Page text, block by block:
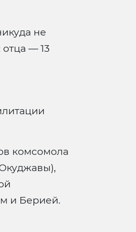
не
— 13
комсомола
и Берией.